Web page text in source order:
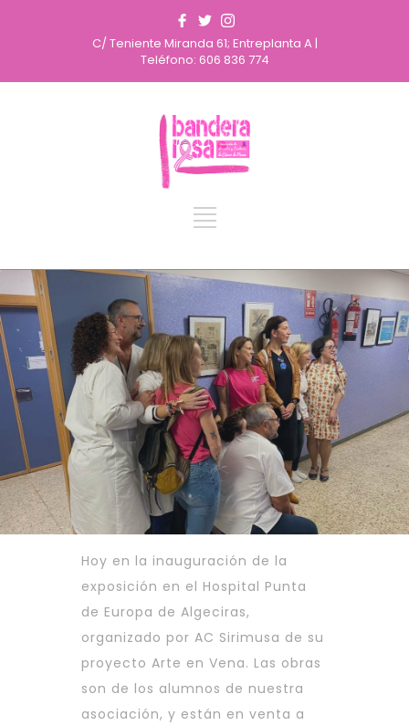
C/ Teniente Miranda 61; Entreplanta A |
Teléfono: 606 836 774
Hoy en la inauguración de la
exposición en el Hospital Punta
de Europa de Algeciras,
organizado por AC Sirimusa de su
proyecto Arte en Vena. Las obras
son de los alumnos de nuestra
asociación, y están en venta a